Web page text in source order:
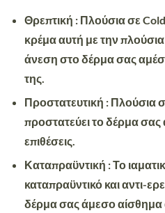
Θρεπτική : Πλούσια σε Cold
κρέμα αυτή με την
άνεση στο δέρμα σας
της.
Προστατευτική : Πλούσια
προστατεύει το δέρμα σας
επιθέσεις.
Καταπραϋντική : Το
καταπραϋντικό και αντι-
δέρμα σας άμεσο αίσθημα